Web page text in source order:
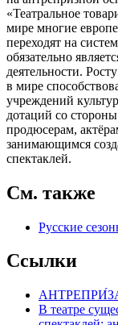
«Театральное
мире многие
переходят на
обязательно
деятельности.
в мире
учреждений
дотаций со
продюсерам,
занимающимся
спектаклей.
См. также
Русские
Ссылки
В театре